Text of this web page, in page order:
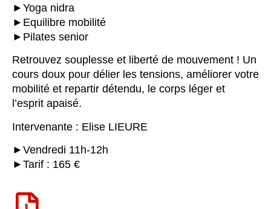
►Yoga nidra
►Equilibre mobilité
►Pilates senior
Retrouvez souplesse et liberté de mouvement ! Un
cours doux pour délier les tensions, améliorer votre
mobilité et repartir détendu, le corps léger et
l’esprit apaisé.
Intervenante : Elise LIEURE
►Vendredi 11h-12h
►Tarif : 165 €